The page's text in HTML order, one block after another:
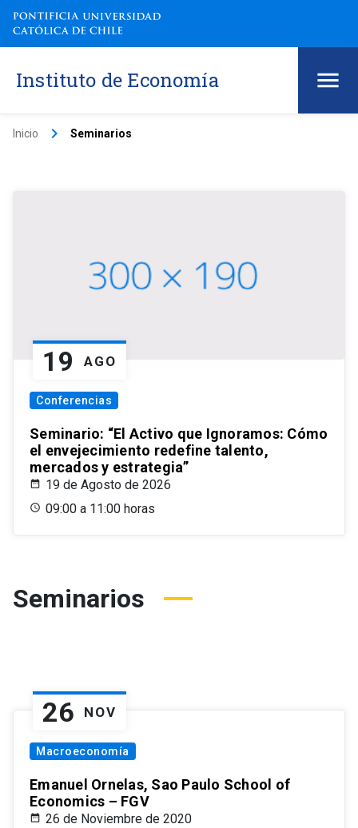
Instituto de Economía
Inicio keyboard_arrow_right Seminarios
19 AGO
Conferencias
Seminario: “El Activo que Ignoramos: Cómo
el envejecimiento redefine talento,
mercados y estrategia”
19 de Agosto de 2026
09:00 a 11:00 horas
Seminarios
26 NOV
Macroeconomía
Emanuel Ornelas, Sao Paulo School of
Economics – FGV
26 de Noviembre de 2020